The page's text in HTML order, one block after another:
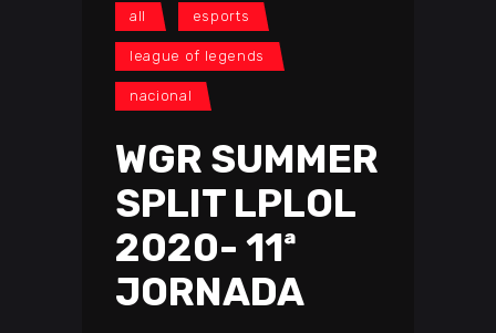
all esports
league of legends
nacional
WGR SUMMER
SPLIT LPLOL
2020- 11ª
JORNADA